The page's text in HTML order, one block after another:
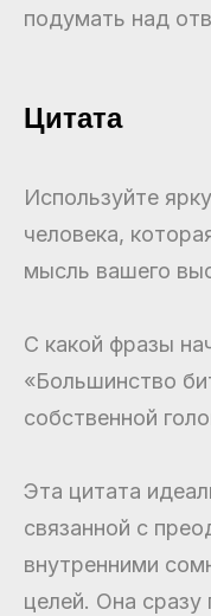
подумать над
Цитата
Используйте
человека,
мысль вашего
С какой фразы
«Большинство
собственной
Эта цитата
связанной с
внутренними
целей. Она сразу